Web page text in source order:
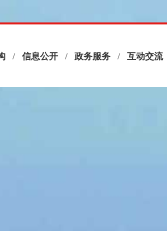
/ 信息公开 / 政务服务 / 互动交流